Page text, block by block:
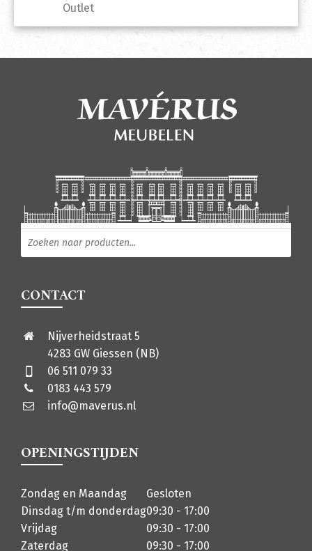
Outlet
Producten zoeken
CONTACT
Nijverheidstraat 5
4283 GW Giessen (NB)
06 511 079 33
0183 443 579
info@maverus.nl
OPENINGSTIJDEN
Zondag en Maandag
Gesloten
Dinsdag t/m donderdag09:30 - 17:00
Vrijdag
09:30 - 17:00
Zaterdag
09:30 - 17:00